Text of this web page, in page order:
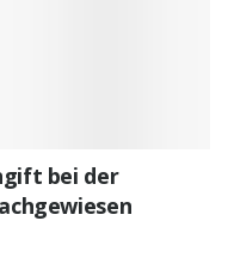
bei der